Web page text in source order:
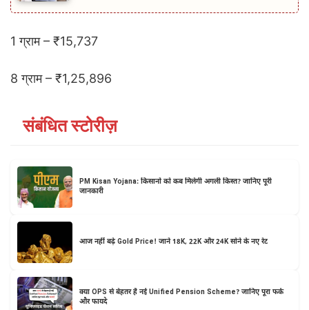
1 ग्राम – ₹15,737
8 ग्राम – ₹1,25,896
संबंधित स्टोरीज़
PM Kisan Yojana: किसानों को कब मिलेगी अगली किस्त? जानिए पूरी
जानकारी
आज नहीं बढ़े Gold Price! जानें 18K, 22K और 24K सोने के नए रेट
क्या OPS से बेहतर है नई Unified Pension Scheme? जानिए पूरा फर्क
और फायदे